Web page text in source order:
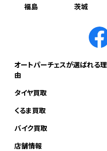
福島
茨城
オートパーチェスが選ばれる理
由
タイヤ買取
くるま買取
バイク買取
店舗情報